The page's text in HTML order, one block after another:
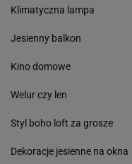
Klimatyczna lampa
Jesienny balkon
Kino domowe
Welur czy len
Styl boho loft za grosze
Dekoracje jesienne na okna